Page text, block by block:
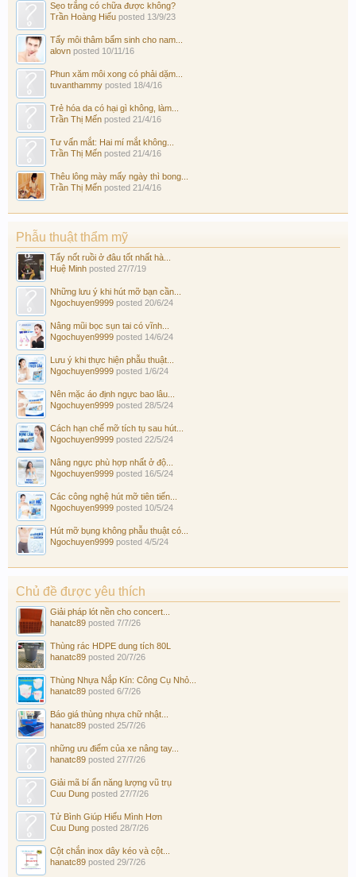
Sẹo trắng có chữa được không?
Trần Hoàng Hiếu posted 13/9/23
Tẩy môi thâm bẩm sinh cho nam...
alovn posted 10/11/16
Phun xăm môi xong có phải dặm...
tuvanthammy posted 18/4/16
Trẻ hóa da có hại gì không, làm...
Trần Thị Mến posted 21/4/16
Tư vấn mắt: Hai mí mắt không...
Trần Thị Mến posted 21/4/16
Thêu lông mày mấy ngày thì bong...
Trần Thị Mến posted 21/4/16
Phẫu thuật thẩm mỹ
Tẩy nốt ruồi ở đâu tốt nhất hà...
Huệ Minh posted 27/7/19
Những lưu ý khi hút mỡ bạn cần...
Ngochuyen9999 posted 20/6/24
Nâng mũi bọc sụn tai có vĩnh...
Ngochuyen9999 posted 14/6/24
Lưu ý khi thực hiện phẫu thuật...
Ngochuyen9999 posted 1/6/24
Nên mặc áo định ngực bao lâu...
Ngochuyen9999 posted 28/5/24
Cách hạn chế mỡ tích tụ sau hút...
Ngochuyen9999 posted 22/5/24
Nâng ngực phù hợp nhất ở độ...
Ngochuyen9999 posted 16/5/24
Các công nghệ hút mỡ tiên tiến...
Ngochuyen9999 posted 10/5/24
Hút mỡ bụng không phẫu thuật có...
Ngochuyen9999 posted 4/5/24
Chủ đề được yêu thích
Giải pháp lót nền cho concert...
hanatc89 posted 7/7/26
Thùng rác HDPE dung tích 80L
hanatc89 posted 20/7/26
Thùng Nhựa Nắp Kín: Công Cụ Nhỏ...
hanatc89 posted 6/7/26
Báo giá thùng nhựa chữ nhật...
hanatc89 posted 25/7/26
những ưu điểm của xe nâng tay...
hanatc89 posted 27/7/26
Giải mã bí ẩn năng lượng vũ trụ
Cuu Dung posted 27/7/26
Tử Bình Giúp Hiểu Mình Hơn
Cuu Dung posted 28/7/26
Cột chắn inox dây kéo và cột...
hanatc89 posted 29/7/26